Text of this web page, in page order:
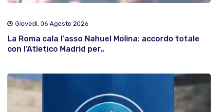
Giovedì, 06 Agosto 2026
La Roma cala l'asso Nahuel Molina: accordo totale
con l'Atletico Madrid per..